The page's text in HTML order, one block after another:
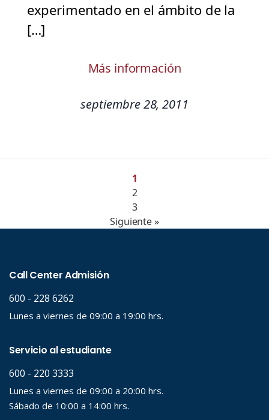
experimentado en el ámbito de la
[…]
Más información
septiembre 28, 2011
1
2
3
Siguiente »